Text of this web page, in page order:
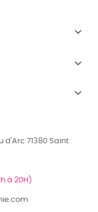



d'Arc 71380 Saint
à 20H)